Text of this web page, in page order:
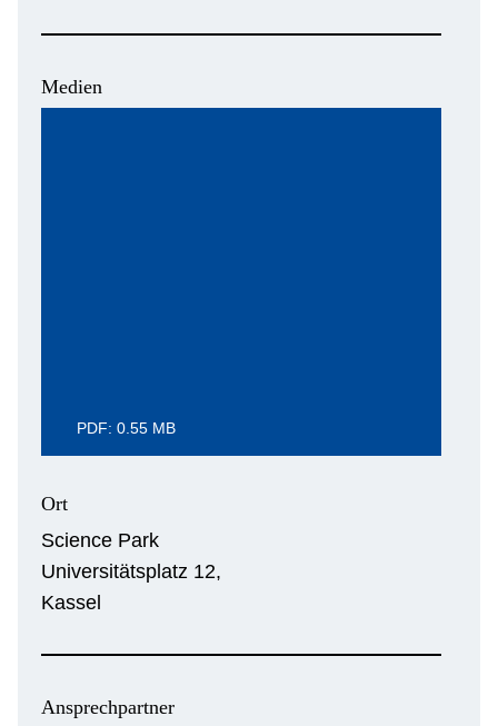
Medien
PDF: 0.55 MB
Ort
Science Park
Universitätsplatz 12,
Kassel
Ansprechpartner